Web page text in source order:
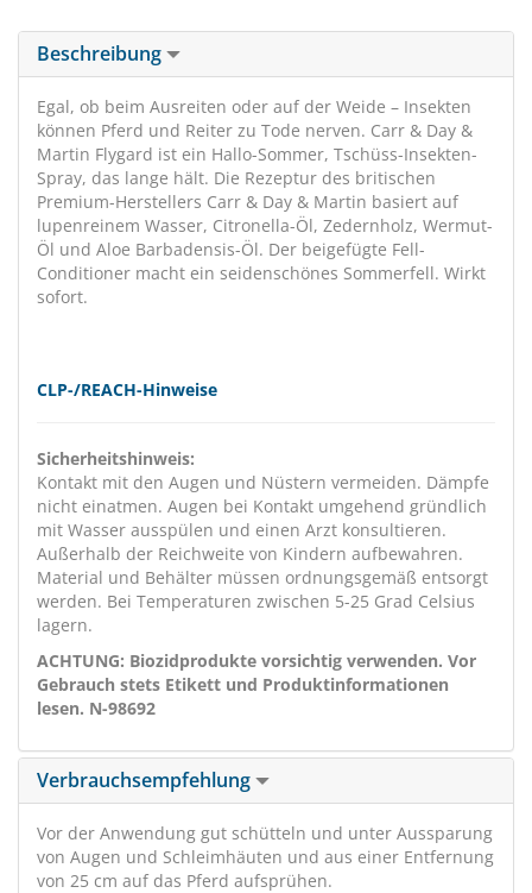
Beschreibung
Egal, ob beim Ausreiten oder auf der Weide – Insekten
können Pferd und Reiter zu Tode nerven. Carr & Day &
Martin Flygard ist ein Hallo-Sommer, Tschüss-Insekten-
Spray, das lange hält. Die Rezeptur des britischen
Premium-Herstellers Carr & Day & Martin basiert auf
lupenreinem Wasser, Citronella-Öl, Zedernholz, Wermut-
Öl und Aloe Barbadensis-Öl. Der beigefügte Fell-
Conditioner macht ein seidenschönes Sommerfell. Wirkt
sofort.
CLP-/REACH-Hinweise
Sicherheitshinweis:
Kontakt mit den Augen und Nüstern vermeiden. Dämpfe
nicht einatmen. Augen bei Kontakt umgehend gründlich
mit Wasser ausspülen und einen Arzt konsultieren.
Außerhalb der Reichweite von Kindern aufbewahren.
Material und Behälter müssen ordnungsgemäß entsorgt
werden. Bei Temperaturen zwischen 5-25 Grad Celsius
lagern.
ACHTUNG: Biozidprodukte vorsichtig verwenden. Vor
Gebrauch stets Etikett und Produktinformationen
lesen. N-98692
Verbrauchsempfehlung
Vor der Anwendung gut schütteln und unter Aussparung
von Augen und Schleimhäuten und aus einer Entfernung
von 25 cm auf das Pferd aufsprühen.